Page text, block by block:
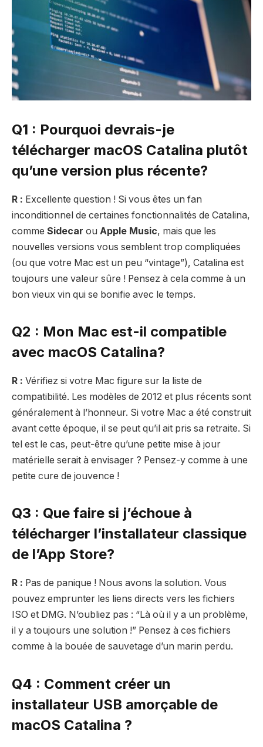
Q1 : Pourquoi devrais-je
télécharger macOS Catalina plutôt
qu’une version plus récente?
R : Excellente question ! Si vous êtes un fan
inconditionnel de certaines fonctionnalités de Catalina,
comme Sidecar ou Apple Music, mais que les
nouvelles versions vous semblent trop compliquées
(ou que votre Mac est un peu “vintage”), Catalina est
toujours une valeur sûre ! Pensez à cela comme à un
bon vieux vin qui se bonifie avec le temps.
Q2 : Mon Mac est-il compatible
avec macOS Catalina?
R : Vérifiez si votre Mac figure sur la liste de
compatibilité. Les modèles de 2012 et plus récents sont
généralement à l’honneur. Si votre Mac a été construit
avant cette époque, il se peut qu’il ait pris sa retraite. Si
tel est le cas, peut-être qu’une petite mise à jour
matérielle serait à envisager ? Pensez-y comme à une
petite cure de jouvence !
Q3 : Que faire si j’échoue à
télécharger l’installateur classique
de l’App Store?
R : Pas de panique ! Nous avons la solution. Vous
pouvez emprunter les liens directs vers les fichiers
ISO et DMG. N’oubliez pas : “Là où il y a un problème,
il y a toujours une solution !” Pensez à ces fichiers
comme à la bouée de sauvetage d’un marin perdu.
Q4 : Comment créer un
installateur USB amorçable de
macOS Catalina ?